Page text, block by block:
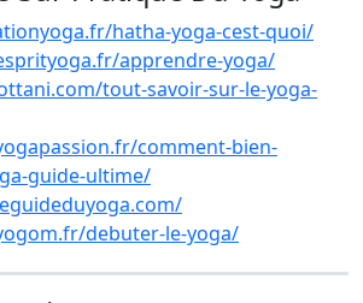
hatha-yoga-cest-quoi/
apprendre-yoga/
tout-savoir-sur-le-yoga-
comment-bien-
guide-ultime/
debuter-le-yoga/